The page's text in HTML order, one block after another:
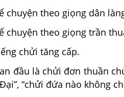
chuyện theo giọng dân
chuyện theo giọng trần
chửi tăng cấp.
đầu là chửi đơn thuần
“chửi đứa nào không